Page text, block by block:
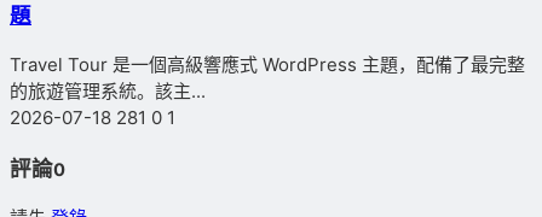
題
Travel Tour 是一個高級響應式 WordPress 主題，配備了最完整
的旅遊管理系統。該主...
2026-07-18 281 0 1
評論0